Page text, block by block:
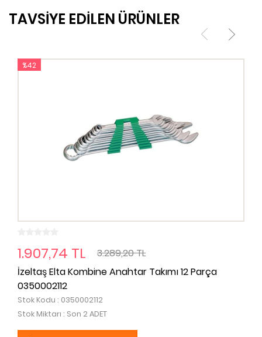
TAVSİYE EDİLEN ÜRÜNLER
%42
1.907,74 TL
3.289,20 TL
İzeltaş Elta Kombine Anahtar Takımı 12 Parça
0350002112
Stok Kodu : 0350002112
Stok Miktarı : Son 2 ADET